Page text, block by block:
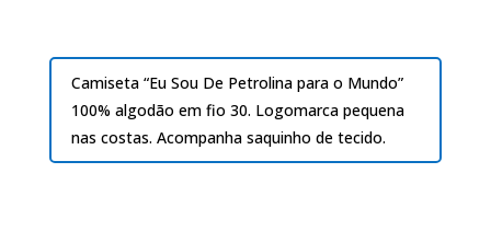
Camiseta “Eu Sou De Petrolina para o Mundo”
100% algodão em fio 30. Logomarca pequena
nas costas. Acompanha saquinho de tecido.